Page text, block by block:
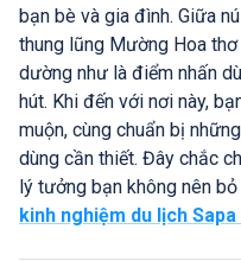
bạn bè và gia đình. Giữa
thung lũng Mường Hoa
dường như là điểm nhấn
hút. Khi đến với nơi này,
muộn, cùng chuẩn bị
dùng cần thiết. Đây chắc
lý tưởng bạn không nên
kinh nghiệm du lịch Sapa